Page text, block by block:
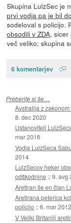
Skupina LulzSec je
prvi vodja pa je bil
sodeloval s policijo.
obsodili v ZDA, sicer
več veliko; skupina
6 komentarjev
Preberite si še…
Avstralija z
8. dec 2020
Ustanovitelj
mar 2016
Vodja LulzSeca
2014
LulzSecov heker
odškodnine ::9. avg
Aretiran še en član
Aretirana peterica
policijo ::6. mar 2012
V Veliki Britaniji